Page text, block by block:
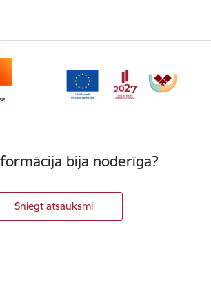
bija noderīga?
Sniegt atsauksmi